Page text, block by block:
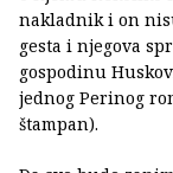
nakladnik i on
gesta i njegova
gospodinu
jednog Perinog
štampan).